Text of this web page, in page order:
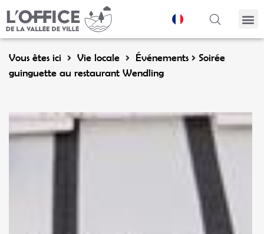
Vous êtes ici Vie locale Événements
Soirée
guinguette au restaurant Wendling
Panneau de gestion des cookies